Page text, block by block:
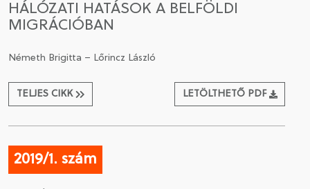
HÁLÓZATI HATÁSOK A BELFÖLDI
MIGRÁCIÓBAN
Németh Brigitta – Lőrincz László
TELJES CIKK LETÖLTHETŐ PDF
2019/1. szám